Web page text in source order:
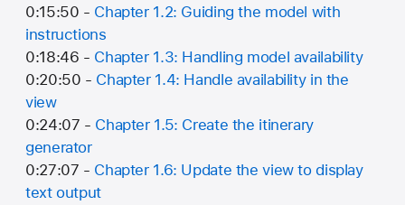
0:15:50 - Chapter 1.2: Guiding the model with
instructions
0:18:46 - Chapter 1.3: Handling model availability
0:20:50 - Chapter 1.4: Handle availability in the
view
0:24:07 - Chapter 1.5: Create the itinerary
generator
0:27:07 - Chapter 1.6: Update the view to display
text output